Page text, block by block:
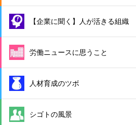
【企業に聞く】人が活きる組織
労働ニュースに思うこと
人材育成のツボ
シゴトの風景